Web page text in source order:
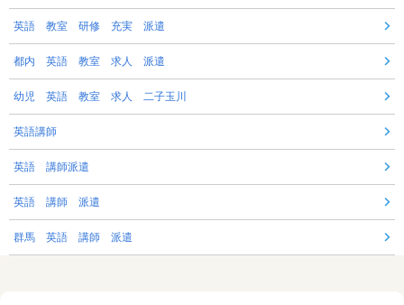
英語 教室 研修 充実 派遣
都内 英語 教室 求人 派遣
幼児 英語 教室 求人 二子玉川
英語講師
英語 講師派遣
英語 講師 派遣
群馬 英語 講師 派遣